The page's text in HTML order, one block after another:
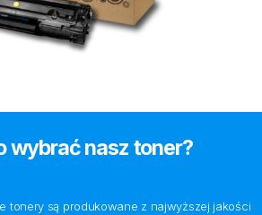
wybrać nasz toner?
tonery są produkowane z najwyższej jakości